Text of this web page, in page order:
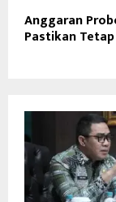
Anggaran
Pastikan